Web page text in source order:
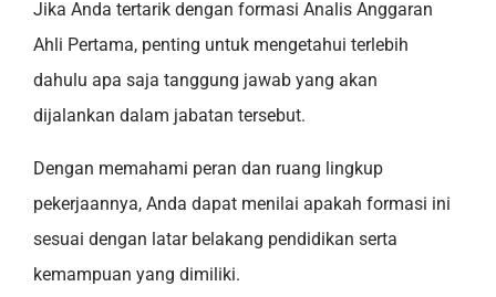
Jika Anda tertarik dengan formasi Analis Anggaran
Ahli Pertama, penting untuk mengetahui terlebih
dahulu apa saja tanggung jawab yang akan
dijalankan dalam jabatan tersebut.
Dengan memahami peran dan ruang lingkup
pekerjaannya, Anda dapat menilai apakah formasi ini
sesuai dengan latar belakang pendidikan serta
kemampuan yang dimiliki.